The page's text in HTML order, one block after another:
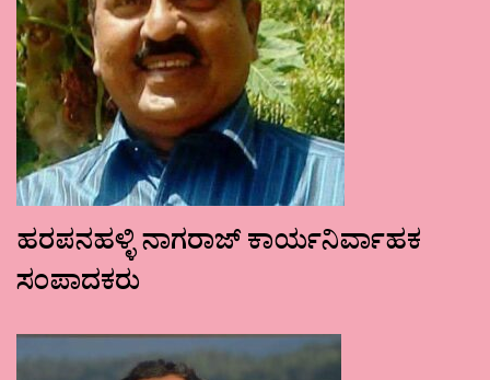
ಹರಪನಹಳ್ಳಿ ನಾಗರಾಜ್ ಕಾರ್ಯನಿರ್ವಾಹಕ
ಸಂಪಾದಕರು